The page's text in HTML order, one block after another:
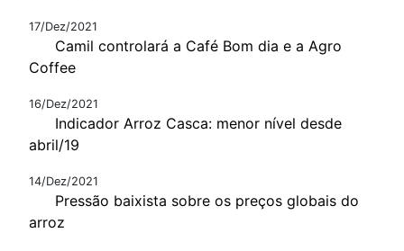
17/Dez/2021
Camil controlará a Café Bom dia e a Agro
Coffee
16/Dez/2021
Indicador Arroz Casca: menor nível desde
abril/19
14/Dez/2021
Pressão baixista sobre os preços globais do
arroz